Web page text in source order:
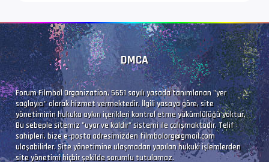
Altyazı #5        : UTF-8
İz Adı            : Tam (Türkçe)
Dil               : tr
DMCA
Forum Filmbol Organization, 5651 sayılı yasada tanımlanan "yer
sağlayıcı" olarak hizmet vermektedir. İlgili yasaya göre, site
yönetiminin hukuka aykırı içerikleri kontrol etme yükümlülüğü yoktur.
Bu sebeple sitemiz "uyar ve kaldır" sistemi ile çalışmaktadır. Telif
sahipleri, bize e-posta adresimizdenfilmbolorg@gmail.com
ulaşabilirler. Site yönetimine ulaşmadan yapılan hukuki işlemlerden
site yönetimi hiçbir şekilde sorumlu tutulamaz.